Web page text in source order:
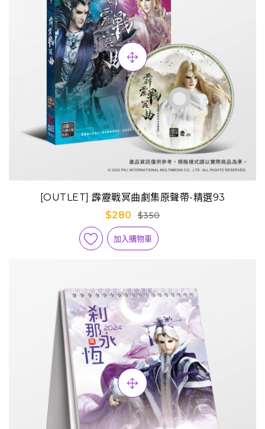
[OUTLET] 霹靂戰冥曲劇集原聲帶-精選93
$280
$350
加入購物車